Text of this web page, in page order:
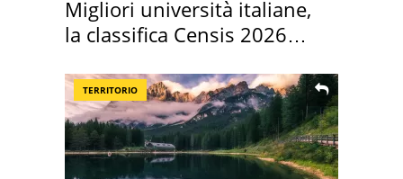
Migliori università italiane,
la classifica Censis 2026
TERRITORIO